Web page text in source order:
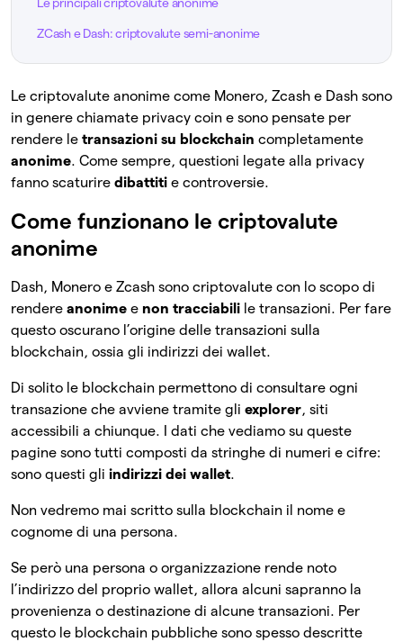
Le principali criptovalute anonime
ZCash e Dash: criptovalute semi-anonime
Le criptovalute anonime come Monero, Zcash e Dash sono
in genere chiamate privacy coin e sono pensate per
rendere le transazioni su blockchain completamente
anonime. Come sempre, questioni legate alla privacy
fanno scaturire dibattiti e controversie.
Come funzionano le criptovalute
anonime
Dash, Monero e Zcash sono criptovalute con lo scopo di
rendere anonime e non tracciabili le transazioni. Per fare
questo oscurano l’origine delle transazioni sulla
blockchain, ossia gli indirizzi dei wallet.
Di solito le blockchain permettono di consultare ogni
transazione che avviene tramite gli explorer, siti
accessibili a chiunque. I dati che vediamo su queste
pagine sono tutti composti da stringhe di numeri e cifre:
sono questi gli indirizzi dei wallet.
Non vedremo mai scritto sulla blockchain il nome e
cognome di una persona.
Se però una persona o organizzazione rende noto
l’indirizzo del proprio wallet, allora alcuni sapranno la
provenienza o destinazione di alcune transazioni. Per
questo le blockchain pubbliche sono spesso descritte